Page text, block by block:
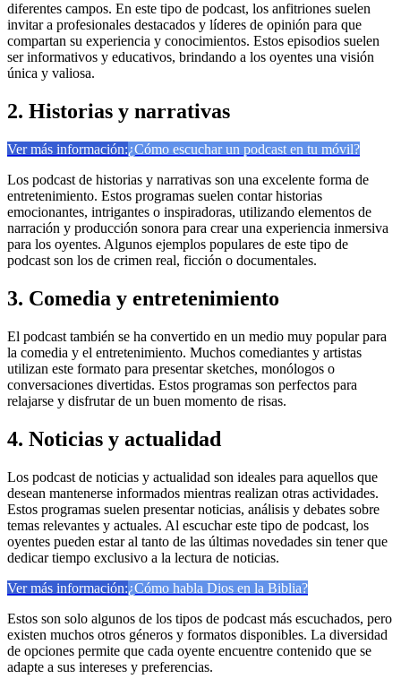
diferentes campos. En este tipo de podcast, los anfitriones suelen
invitar a profesionales destacados y líderes de opinión para que
compartan su experiencia y conocimientos. Estos episodios suelen
ser informativos y educativos, brindando a los oyentes una visión
única y valiosa.
2. Historias y narrativas
Ver más información:¿Cómo escuchar un podcast en tu móvil?
Los podcast de historias y narrativas son una excelente forma de
entretenimiento. Estos programas suelen contar historias
emocionantes, intrigantes o inspiradoras, utilizando elementos de
narración y producción sonora para crear una experiencia inmersiva
para los oyentes. Algunos ejemplos populares de este tipo de
podcast son los de crimen real, ficción o documentales.
3. Comedia y entretenimiento
El podcast también se ha convertido en un medio muy popular para
la comedia y el entretenimiento. Muchos comediantes y artistas
utilizan este formato para presentar sketches, monólogos o
conversaciones divertidas. Estos programas son perfectos para
relajarse y disfrutar de un buen momento de risas.
4. Noticias y actualidad
Los podcast de noticias y actualidad son ideales para aquellos que
desean mantenerse informados mientras realizan otras actividades.
Estos programas suelen presentar noticias, análisis y debates sobre
temas relevantes y actuales. Al escuchar este tipo de podcast, los
oyentes pueden estar al tanto de las últimas novedades sin tener que
dedicar tiempo exclusivo a la lectura de noticias.
Ver más información:¿Cómo habla Dios en la Biblia?
Estos son solo algunos de los tipos de podcast más escuchados, pero
existen muchos otros géneros y formatos disponibles. La diversidad
de opciones permite que cada oyente encuentre contenido que se
adapte a sus intereses y preferencias.